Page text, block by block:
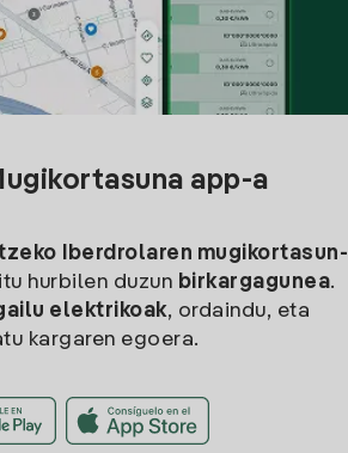
app-a
Iberdrolaren mugikortasun-
hurbilen duzun birkargagunea.
elektrikoak, ordaindu, eta
kargaren egoera.